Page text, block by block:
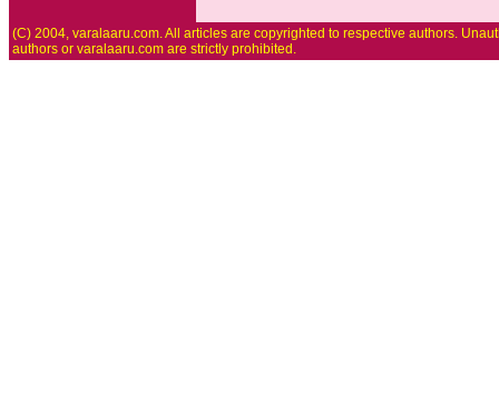
(C) 2004, varalaaru.com. All articles are copyrighted to respective authors.
authors or varalaaru.com are strictly prohibited.